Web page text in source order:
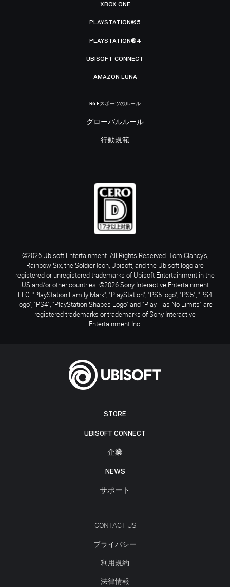
STORE
UBISOFT CONNECT
企業
NEWS
サポート
CONTACT US
プライバシー
利用規約
法律情報
XBOX ONE
PLAYSTATION®5
PLAYSTATION®4
UBISOFT CONNECT
AMAZON LUNA
R6 Eスポーツのルール
グローバルルール
行動規範
©2026 Ubisoft Entertainment. All Rights Reserved. Tom Clancy’s,
Rainbow Six, the Soldier Icon, Ubisoft, and the Ubisoft logo are
registered or unregistered trademarks of Ubisoft Entertainment in the
US and/or other countries. ©2026 Sony Interactive Entertainment
LLC. "PlayStation Family Mark", "PlayStation", "PS5 logo", "PS5", "PS4
logo", "PS4", "PlayStation Shapes Logo" and "Play Has No Limits" are
registered trademarks or trademarks of Sony Interactive
Entertainment Inc.